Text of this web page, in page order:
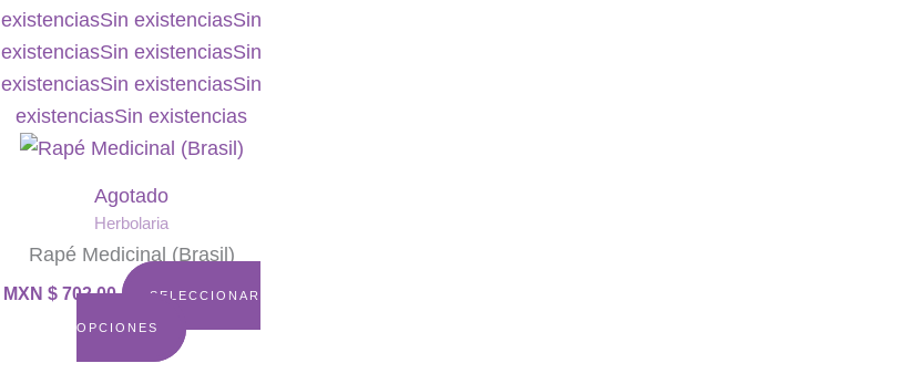
existenciasSin existenciasSin
existenciasSin existenciasSin
existenciasSin existenciasSin
existenciasSin existencias
Agotado
Herbolaria
Rapé Medicinal (Brasil)
MXN $702.00 SELECCIONAR
OPCIONES